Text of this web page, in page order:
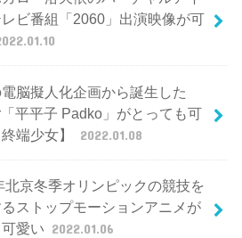
レビ番組「2060」出演映像が可
脳擬人化企画から誕生した
平平子 Padko」がとっても可
端少女】
2022.01.08
北京冬季オリンピックの競技を
ストップモーションアニメが
愛い 2022.01.06